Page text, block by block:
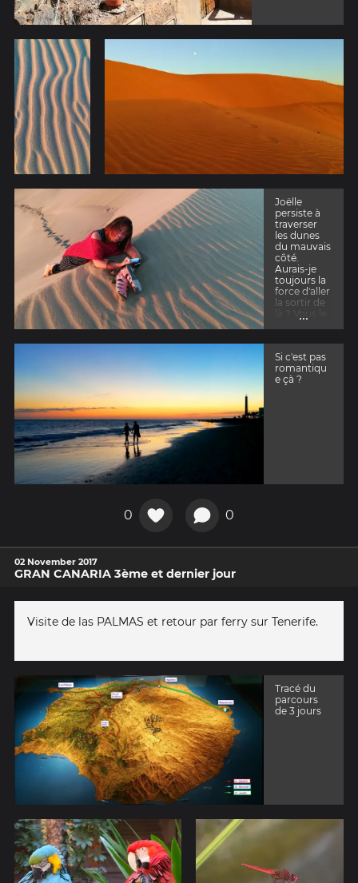
Joëlle
persiste à
traverser
les dunes
du mauvais
côté.
Aurais-je
toujours la
force d'aller
la sortir de
prochaines
aventures
en Asie...
...
Si c'est pas
romantiqu
e çà ?
0 0
02 November 2017
GRAN CANARIA 3ème et dernier jour
Visite de las PALMAS et retour par ferry sur Tenerife.
Tracé du
parcours
de 3 jours